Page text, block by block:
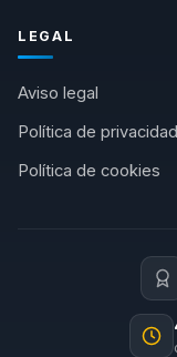
LEGAL
Aviso legal
Política de privacidad
Política de cookies